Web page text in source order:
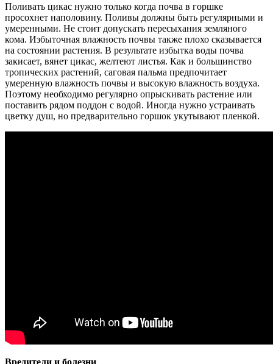
Поливать цикас нужно только когда почва в горшке
просохнет наполовину. Поливы должны быть регулярными и
умеренными. Не стоит допускать пересыхания земляного
кома. Избыточная влажность почвы также плохо сказывается
на состоянии растения. В результате избытка воды почва
закисает, вянет цикас, желтеют листья. Как и большинство
тропических растений, саговая пальма предпочитает
умеренную влажность почвы и высокую влажность воздуха.
Поэтому необходимо регулярно опрыскивать растение или
поставить рядом поддон с водой. Иногда нужно устраивать
цветку душ, но предварительно горшок укутывают пленкой.
Вредители и болезни